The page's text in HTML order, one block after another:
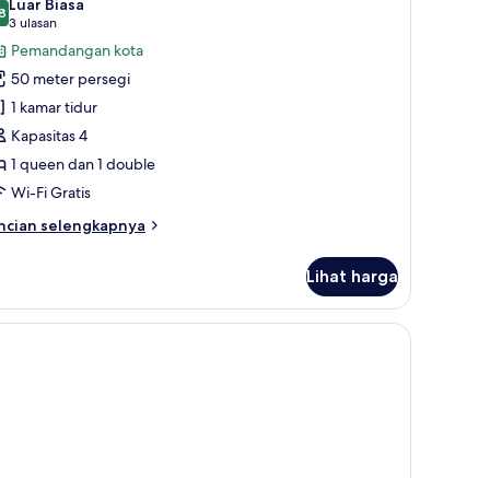
dari 10
Luar Biasa
3 ulasan
(3
ulasan)
Pemandangan kota
50 meter persegi
1 kamar tidur
Kapasitas 4
1 queen dan 1 double
Wi-Fi Gratis
selengkapnya
Lihat harga
cahaya
dari kamar